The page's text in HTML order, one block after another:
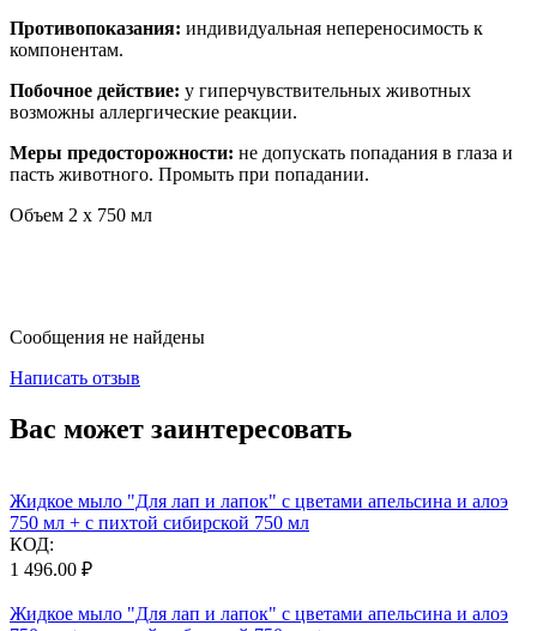
Противопоказания: индивидуальная непереносимость к
компонентам.
Побочное действие: у гиперчувствительных животных
возможны аллергические реакции.
Меры предосторожности: не допускать попадания в глаза и
пасть животного. Промыть при попадании.
Объем 2 х 750 мл
Сообщения не найдены
Написать отзыв
Вас может заинтересовать
Жидкое мыло "Для лап и лапок" с цветами апельсина и алоэ
750 мл + с пихтой сибирской 750 мл
КОД:
1 496.00 ₽
Жидкое мыло "Для лап и лапок" с цветами апельсина и алоэ